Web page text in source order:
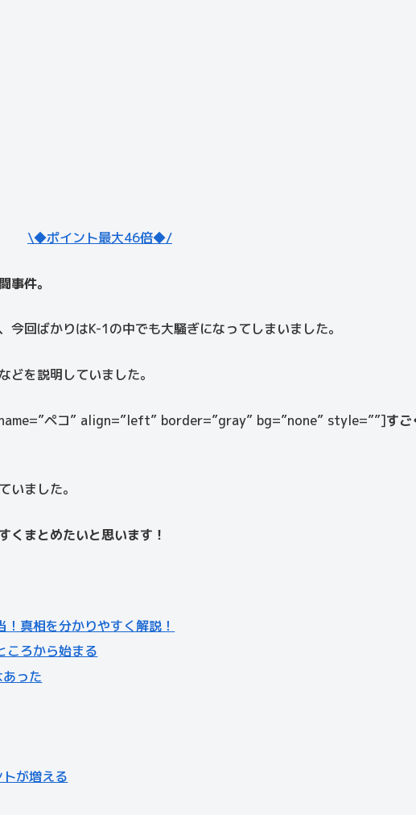
\◆ポイント最大46倍◆/
事件。
回ばかりはK-1の中でも大騒ぎになってしまいました。
を説明していました。
ペコ” align=”left” border=”gray” bg=”none” style=””]すご
いました。
くまとめたいと思います！
！真相を分かりやすく解説！
ころから始まる
った
が増える